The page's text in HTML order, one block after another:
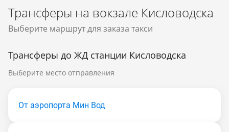
Трансферы на вокзале Кисловодска
Выберите маршрут для заказа такси
Трансферы до ЖД станции Кисловодска
Выберите место отправления
От аэропорта Мин Вод